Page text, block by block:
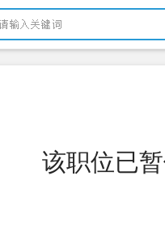
该职位已